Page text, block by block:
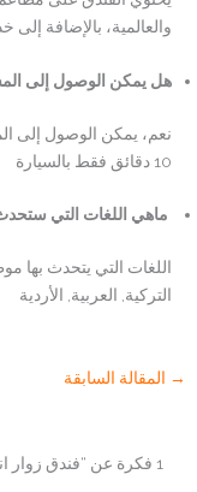
والعالمية، بالإضافة
هل يمكن الوصول إلى
نعم، يمكن الوصول إلى
10 دقائق فقط بالسيارة
ماهي اللغات التي
اللغات التي يتحدث بها
التركية, العربية, الأردية
→ المقالة السابقة
1 فكرة عن “فندق زوار انترناشيونال المدينة المنورة”